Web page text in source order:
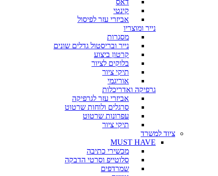
דאס
קינטי
אביזרי עזר לפיסול
נייר ומוצריו
מסגרות
נייר ובריסטול גדלים שונים
קרטון ביצוע
בלוקים לציור
תיקי ציור
אוריגמי
גרפיקה ואדריכלות
אביזרי עזר לגרפיקה
סרגלים ולוחות שרטוט
עפרונות שרטוט
תיקי ציור
ציוד למשרד
MUST HAVE
מכשירי כתיבה
סלוטייפ וסרטי הדבקה
שמרדפים